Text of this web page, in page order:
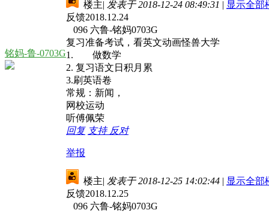
铭妈-鲁-0703G
楼主| 发表于 2018-12-24 08:49:31 | 显示全部
反馈2018.12.24
096 六鲁-铭妈0703G
复习准备考试，看英文动画怪兽大学
1. 做数学
2. 复习语文日积月累
3.刷英语卷
常规：新闻，
网校运动
听傅佩荣
回复 支持 反对
举报
楼主| 发表于 2018-12-25 14:02:44 | 显示全部
反馈2018.12.25
096 六鲁-铭妈0703G